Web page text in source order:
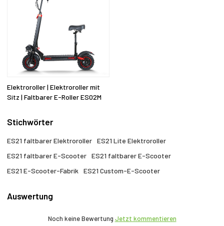
Elektroroller | Elektroroller mit
Sitz | Faltbarer E-Roller ES02M
Stichwörter
ES21 faltbarer Elektroroller
ES21 Lite Elektroroller
ES21 faltbarer E-Scooter
ES21 faltbarer E-Scooter
ES21 E-Scooter-Fabrik
ES21 Custom-E-Scooter
Auswertung
Noch keine Bewertung Jetzt kommentieren